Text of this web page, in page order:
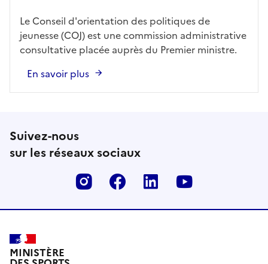
Le Conseil d'orientation des politiques de
jeunesse (COJ) est une commission administrative
consultative placée auprès du Premier ministre.
En savoir plus
Suivez-nous
sur les réseaux sociaux
InstagramFacebookLinkedin
MINISTÈRE